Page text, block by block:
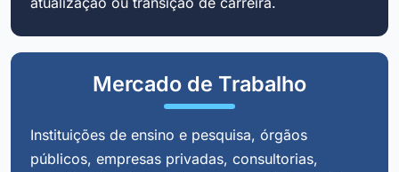
Mercado de Trabalho
Instituições de ensino e pesquisa, órgãos
públicos, empresas privadas, consultorias,